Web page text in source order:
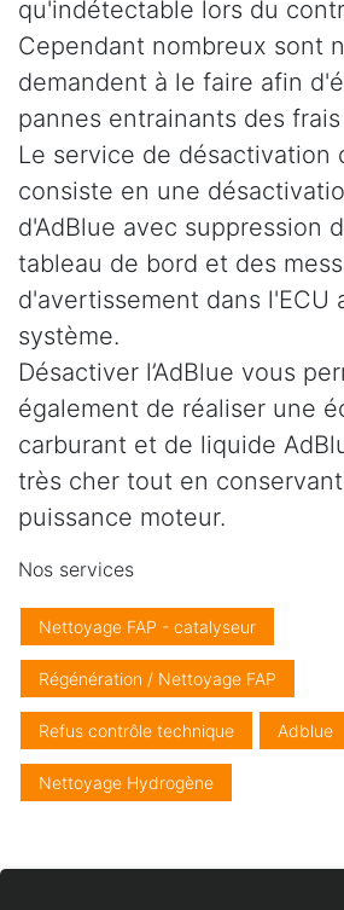
qu'indétectable lors du
Cependant nombreux sont
demandent à le faire afin
pannes entrainants des
Le service de désactivation
consiste en une
d'AdBlue avec suppression
tableau de bord et des
d'avertissement dans l'ECU
système.
Désactiver l’AdBlue vous
également de réaliser une
carburant et de liquide
très cher tout en
puissance moteur.
Nos services
Nettoyage FAP - catalyseur
Régénération / Nettoyage FAP
Refus contrôle technique Adblue
Nettoyage Hydrogène